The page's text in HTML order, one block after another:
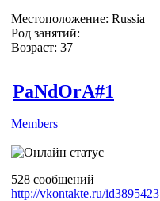
Местоположение: Russia
Род занятий:
Возраст: 37
PaNdOrA#1
Members
528 сообщений
http://vkontakte.ru/id3895423